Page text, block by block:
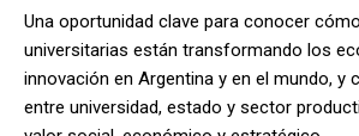
Una oportunidad clave para conocer
universitarias están transformando los
innovación en Argentina y en el mundo, y
entre universidad, estado y sector